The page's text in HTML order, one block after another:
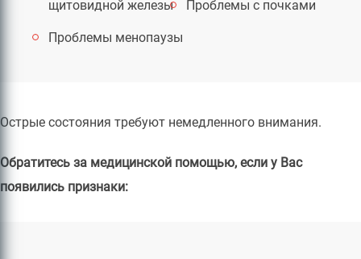
щитовидной железы
Проблемы с почками
Проблемы менопаузы
Острые состояния требуют немедленного внимания.
Обратитесь за медицинской помощью, если у Вас
появились признаки: